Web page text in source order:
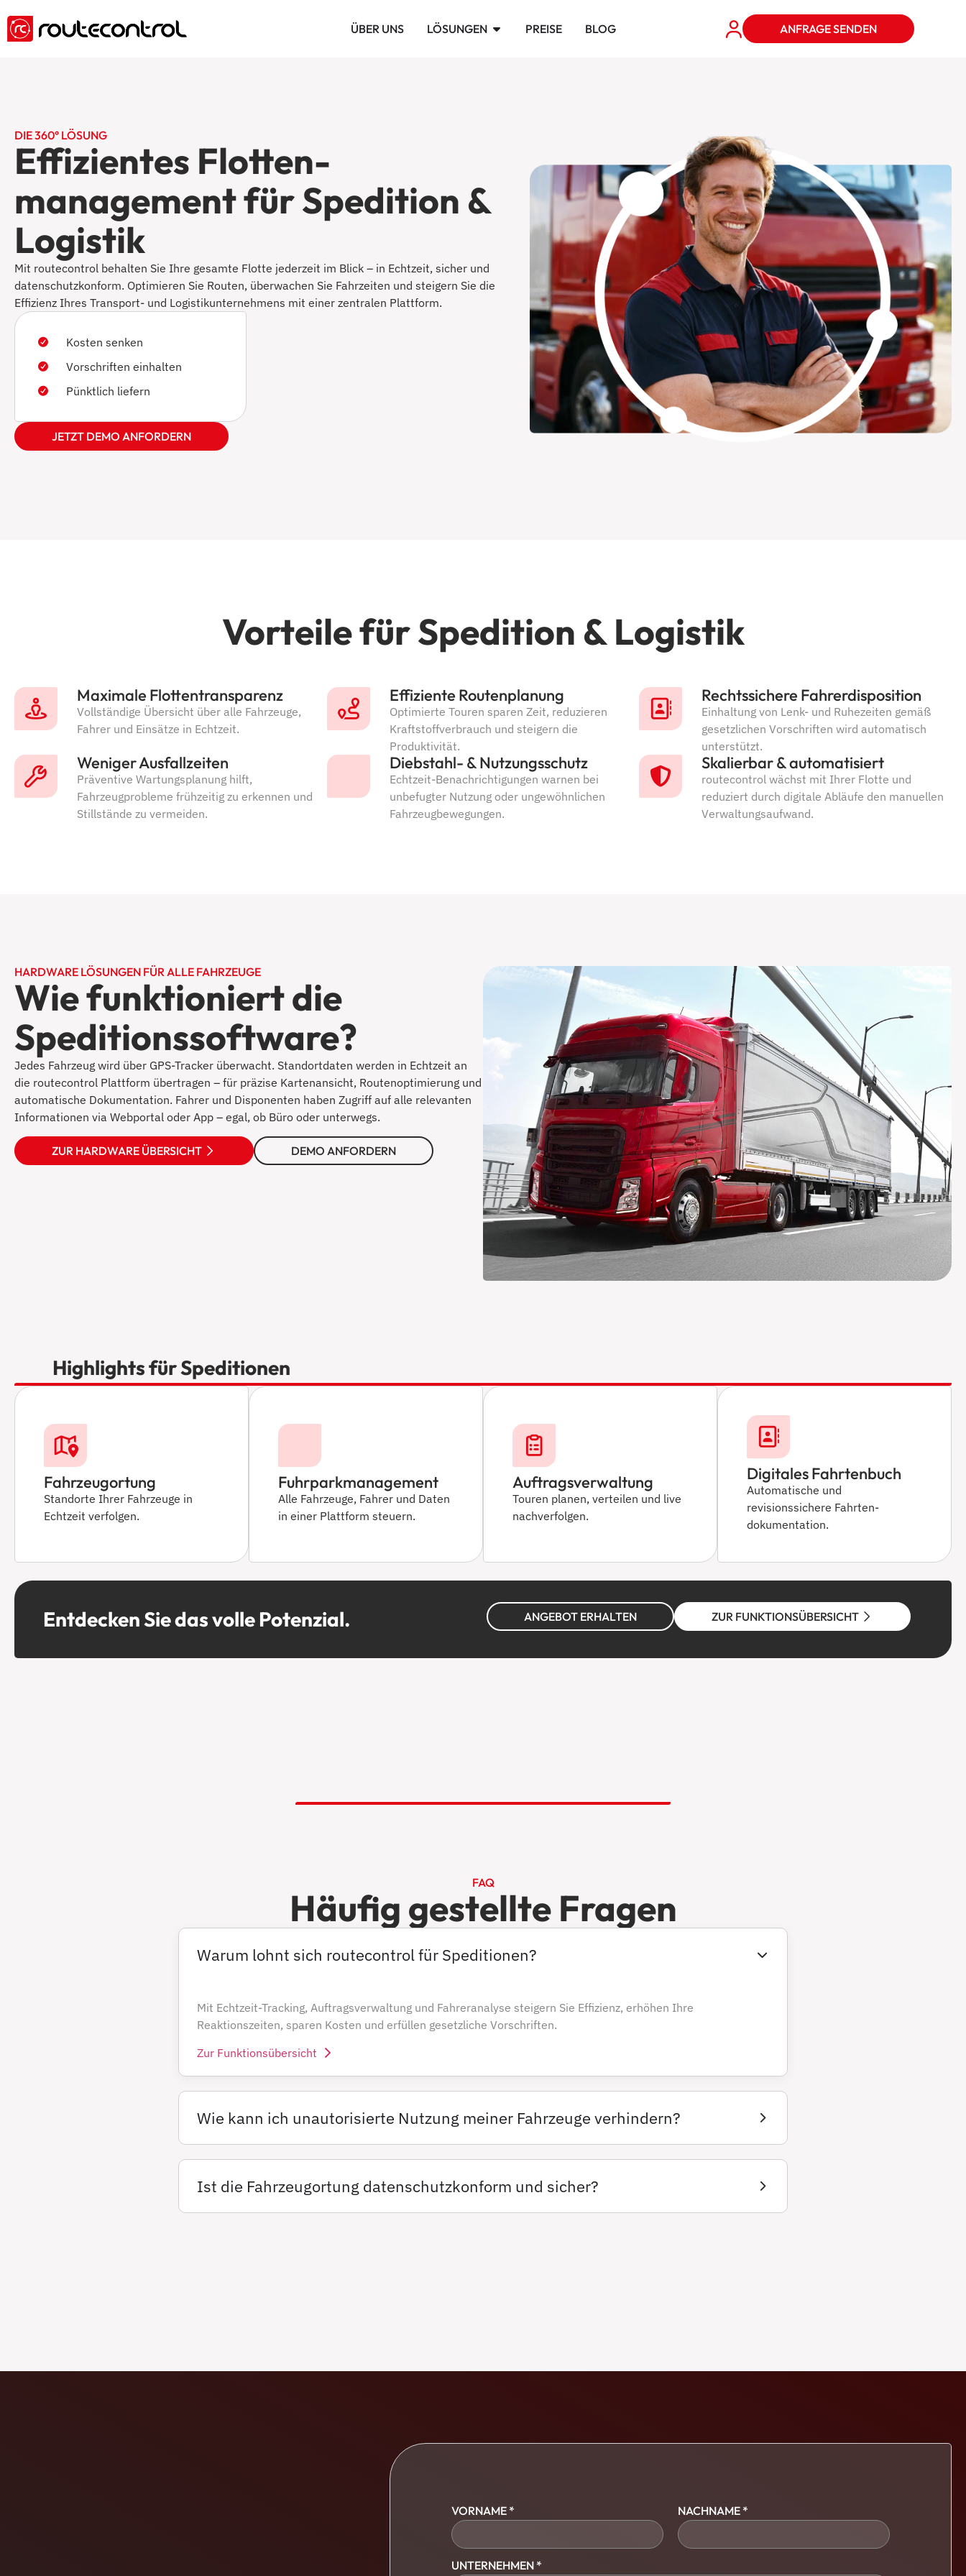
ÜBER UNS LÖSUNGEN PREISE BLOG ANFRAGE SENDEN
DIE 360° LÖSUNG
Effizientes Flotten­
management für Spedition &
Logistik
Mit routecontrol behalten Sie Ihre gesamte Flotte jederzeit im Blick – in Echtzeit, sicher und
datenschutzkonform. Optimieren Sie Routen, überwachen Sie Fahrzeiten und steigern Sie die
Effizienz Ihres Transport- und Logistikunternehmens mit einer zentralen Plattform.
Kosten senken
Vorschriften einhalten
Pünktlich liefern
JETZT DEMO ANFORDERN
Vorteile für Spedition & Logistik
Maximale Flottentransparenz
Vollständige Übersicht über alle Fahrzeuge,
Fahrer und Einsätze in Echtzeit.
Effiziente Routenplanung
Optimierte Touren sparen Zeit, reduzieren
Kraftstoffverbrauch und steigern die
Produktivität.
Rechtssichere Fahrerdisposition
Einhaltung von Lenk- und Ruhezeiten gemäß
gesetzlichen Vorschriften wird automatisch
unterstützt.
Weniger Ausfallzeiten
Präventive Wartungsplanung hilft,
Fahrzeugprobleme frühzeitig zu erkennen und
Stillstände zu vermeiden.
Diebstahl- & Nutzungsschutz
Echtzeit-Benachrichtigungen warnen bei
unbefugter Nutzung oder ungewöhnlichen
Fahrzeugbewegungen.
Skalierbar & automatisiert
routecontrol wächst mit Ihrer Flotte und
reduziert durch digitale Abläufe den manuellen
Verwaltungsaufwand.
HARDWARE LÖSUNGEN FÜR ALLE FAHRZEUGE
Wie funktioniert die
Speditions­software?
Jedes Fahrzeug wird über GPS-Tracker überwacht. Standortdaten werden in Echtzeit an
die routecontrol Plattform übertragen – für präzise Kartenansicht, Routenoptimierung und
automatische Dokumentation. Fahrer und Disponenten haben Zugriff auf alle relevanten
Informationen via Webportal oder App – egal, ob Büro oder unterwegs.
ZUR HARDWARE ÜBERSICHT DEMO ANFORDERN
Highlights für Speditionen
Fahrzeugortung
Standorte Ihrer Fahrzeuge in
Echtzeit verfolgen.
Fuhrpark­management
Alle Fahrzeuge, Fahrer und Daten
in einer Plattform steuern.
Auftragsverwaltung
Touren planen, verteilen und live
nachverfolgen.
Digitales Fahrtenbuch
Automatische und
revisionssichere Fahrten­
dokumentation.
Entdecken Sie das volle Potenzial. ANGEBOT ERHALTEN ZUR FUNKTIONSÜBERSICHT
FAQ
Häufig gestellte Fragen
Warum lohnt sich routecontrol für Speditionen?
Mit Echtzeit-Tracking, Auftragsverwaltung und Fahreranalyse steigern Sie Effizienz, erhöhen Ihre
Reaktionszeiten, sparen Kosten und erfüllen gesetzliche Vorschriften.
Zur Funktionsübersicht
Wie kann ich unautorisierte Nutzung meiner Fahrzeuge verhindern?
Ist die Fahrzeugortung datenschutzkonform und sicher?
VORNAME * NACHNAME *
UNTERNEHMEN *